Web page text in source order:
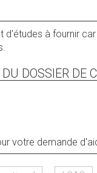
d'études à fournir
DOSSIER DE
votre demande